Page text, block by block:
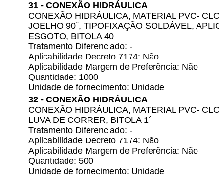
31 - CONEXÃO HIDRÁULICA
CONEXÃO HIDRÁULICA, MATERIAL PVC-
JOELHO 90¨, TIPOFIXAÇÃO SOLDÁVEL,
ESGOTO, BITOLA 40
Tratamento Diferenciado: -
Aplicabilidade Decreto 7174: Não
Aplicabilidade Margem de Preferência: Não
Quantidade: 1000
Unidade de fornecimento: Unidade
32 - CONEXÃO HIDRÁULICA
CONEXÃO HIDRÁULICA, MATERIAL PVC-
LUVA DE CORRER, BITOLA 1´
Tratamento Diferenciado: -
Aplicabilidade Decreto 7174: Não
Aplicabilidade Margem de Preferência: Não
Quantidade: 500
Unidade de fornecimento: Unidade